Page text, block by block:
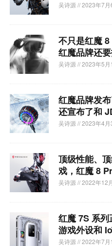
吴诗源 // 2023年7
不只是红魔
红魔品牌还
吴诗源 // 2023年5
红魔品牌发
还宣布了和
吴诗源 // 2023年4
顶级性能、
戏，红魔 8
吴诗源 // 2022年12
红魔 7S 系
游戏外设和
吴诗源 // 2022年7